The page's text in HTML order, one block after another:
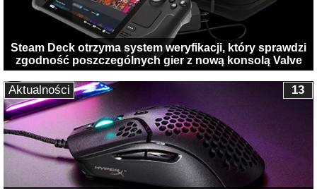
Steam Deck otrzyma system weryfikacji, który sprawdzi
zgodność poszczególnych gier z nową konsolą Valve
13
Aktualności